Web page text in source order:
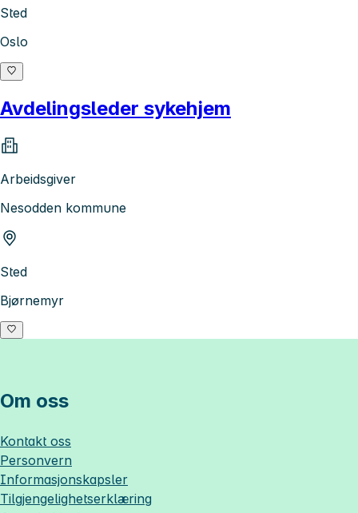
Sted
Oslo
Avdelingsleder sykehjem
Arbeidsgiver
Nesodden kommune
Sted
Bjørnemyr
Om oss
Kontakt oss
Personvern
Informasjonskapsler
Tilgjengelighetserklæring